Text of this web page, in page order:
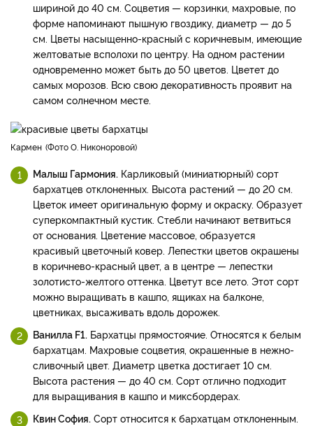
шириной до 40 см. Соцветия — корзинки, махровые, по
форме напоминают пышную гвоздику, диаметр — до 5
см. Цветы насыщенно-красный с коричневым, имеющие
желтоватые всполохи по центру. На одном растении
одновременно может быть до 50 цветов. Цветет до
самых морозов. Всю свою декоративность проявит на
самом солнечном месте.
Кармен Фото О. Никоноровой
Малыш Гармония. Карликовый (миниатюрный) сорт
бархатцев отклоненных. Высота растений — до 20 см.
Цветок имеет оригинальную форму и окраску. Образует
суперкомпактный кустик. Стебли начинают ветвиться
от основания. Цветение массовое, образуется
красивый цветочный ковер. Лепестки цветов окрашены
в коричнево-красный цвет, а в центре — лепестки
золотисто-желтого оттенка. Цветут все лето. Этот сорт
можно выращивать в кашпо, ящиках на балконе,
цветниках, высаживать вдоль дорожек.
Ванилла F1. Бархатцы прямостоячие. Относятся к белым
бархатцам. Махровые соцветия, окрашенные в нежно-
сливочный цвет. Диаметр цветка достигает 10 см.
Высота растения — до 40 см. Сорт отлично подходит
для выращивания в кашпо и миксбордерах.
Квин София. Сорт относится к бархатцам отклоненным.